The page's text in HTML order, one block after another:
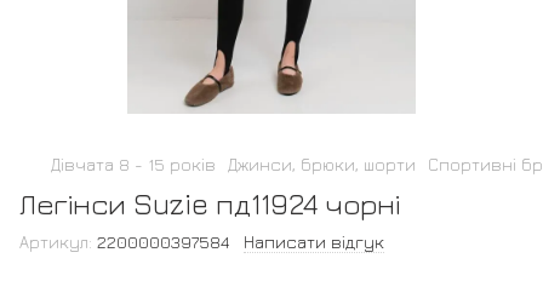
Дівчата 8 - 15 років Джинси, брюки, шорти Спортивні
Легінси Suzie пд11924 чорні
Артикул: 2200000397584 Написати відгук